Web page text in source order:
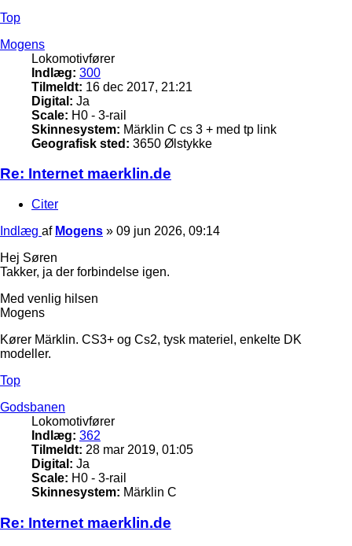
Top
Mogens
Lokomotivfører
Indlæg: 300
Tilmeldt: 16 dec 2017, 21:21
Digital: Ja
Scale: H0 - 3-rail
Skinnesystem: Märklin C cs 3 + med tp link
Geografisk sted: 3650 Ølstykke
Re: Internet maerklin.de
Citer
Indlæg af Mogens » 09 jun 2026, 09:14
Hej Søren
Takker, ja der forbindelse igen.
Med venlig hilsen
Mogens
Kører Märklin. CS3+ og Cs2, tysk materiel, enkelte DK
modeller.
Top
Godsbanen
Lokomotivfører
Indlæg: 362
Tilmeldt: 28 mar 2019, 01:05
Digital: Ja
Scale: H0 - 3-rail
Skinnesystem: Märklin C
Re: Internet maerklin.de